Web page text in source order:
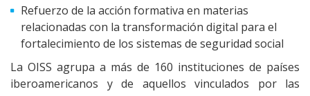
Refuerzo de la acción formativa en materias
relacionadas con la transformación digital para el
fortalecimiento de los sistemas de seguridad social
La OISS agrupa a más de 160 instituciones de países
iberoamericanos y de aquellos vinculados por las